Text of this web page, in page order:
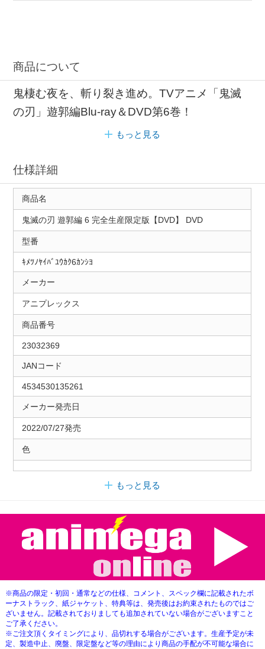
商品について
鬼棲む夜を、斬り裂き進め。TVアニメ「鬼滅
の刃」遊郭編Blu-ray＆DVD第6巻！
もっと見る
仕様詳細
商品名
鬼滅の刃 遊郭編 6 完全生産限定版【DVD】 DVD
型番
ｷﾒﾂﾉﾔｲﾊﾞﾕｳｶｸ6ｶﾝｼﾖ
メーカー
アニプレックス
商品番号
23032369
JANコード
4534530135261
メーカー発売日
2022/07/27発売
色
もっと見る
※商品の限定・初回・通常などの仕様、コメント、スペック欄に記載されたボ
ーナストラック、紙ジャケット、特典等は、発売後はお約束されたものではご
ざいません。記載されておりましても追加されていない場合がございますこと
ご了承ください。
※ご注文頂くタイミングにより、品切れする場合がございます。生産予定が未
定、製造中止、廃盤、限定盤など等の理由により商品の手配が不可能な場合に